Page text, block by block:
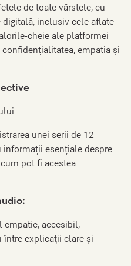
de toate vârstele, cu
inclusiv cele aflate
cheie ale platformei
empatia și
unei serii de 12
esențiale despre
pot fi acestea
accesibil,
explicații clare și